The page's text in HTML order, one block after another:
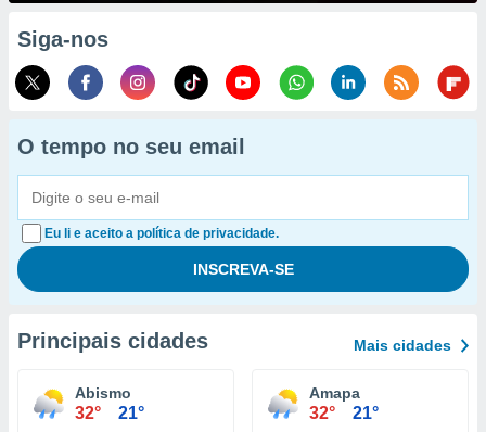
Siga-nos
O tempo no seu email
Eu li e aceito a política de privacidade.
Principais cidades Mais cidades
Abismo
32° 21°
Amapa
32° 21°